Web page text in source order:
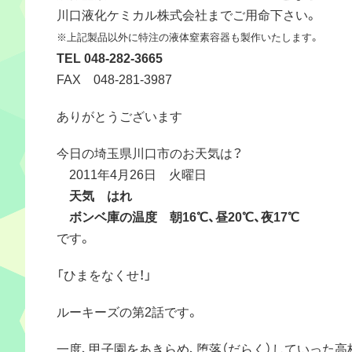
川口液化ケミカル株式会社までご用命下さい。
※上記製品以外に特注の液体窒素容器も製作いたします。
TEL 048-282-3665
FAX 048-281-3987
ありがとうございます
今日の埼玉県川口市のお天気は？
2011年4月26日 火曜日
天気 はれ
ボンベ庫の温度 朝16℃、昼20℃、夜17℃
です。
「ひまをなくせ！」
ルーキーズの第2話です。
一度、甲子園をあきらめ、堕落（だらく）していった